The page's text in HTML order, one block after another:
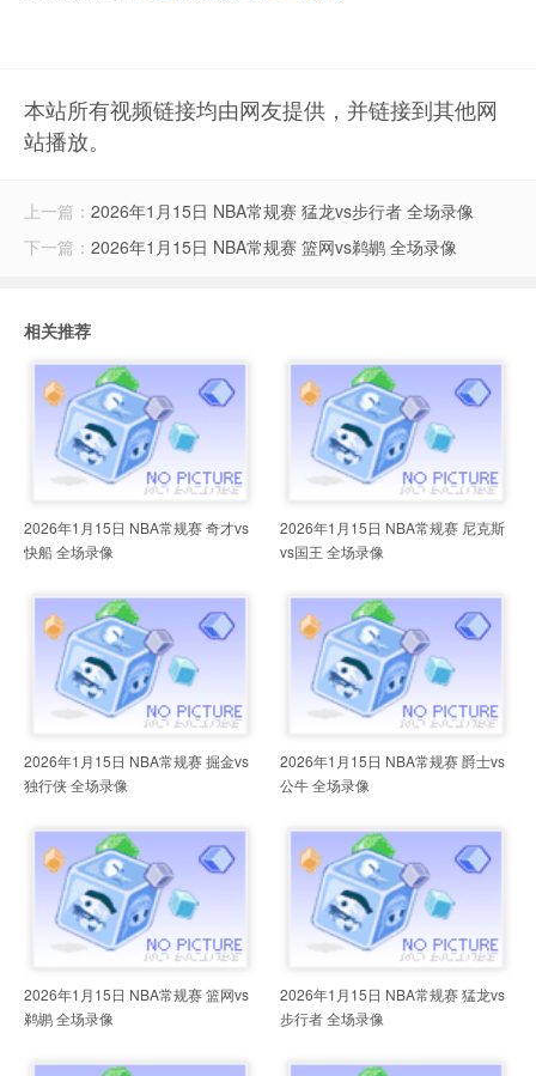
本站所有视频链接均由网友提供，并链接到其他网
站播放。
上一篇： 2026年1月15日 NBA常规赛 猛龙vs步行者 全场录像
下一篇： 2026年1月15日 NBA常规赛 篮网vs鹈鹕 全场录像
相关推荐
2026年1月15日 NBA常规赛 奇才vs
快船 全场录像
2026年1月15日 NBA常规赛 尼克斯
vs国王 全场录像
2026年1月15日 NBA常规赛 掘金vs
独行侠 全场录像
2026年1月15日 NBA常规赛 爵士vs
公牛 全场录像
2026年1月15日 NBA常规赛 篮网vs
鹈鹕 全场录像
2026年1月15日 NBA常规赛 猛龙vs
步行者 全场录像